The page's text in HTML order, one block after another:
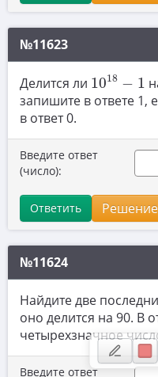
10. Матрицы
12. Натуральные числа
13. Теория
14. Сканави
16. Загруженные
№11623
Делится ли 1018 − 1
1018 1
запишите в ответе 1,
в ответ 0.
Введите ответ
(число):
Ответить Решение
№11624
Найдите две
оно делится на 90. В
четырехзначное
Введите ответ